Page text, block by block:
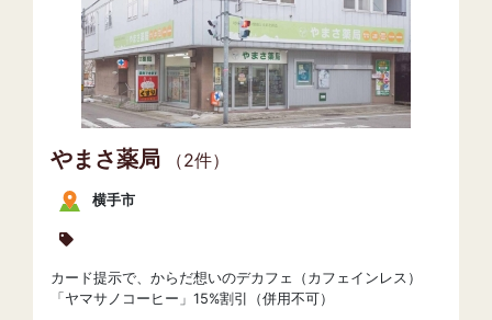
やまさ薬局 （2件）
横手市
カード提示で、からだ想いのデカフェ（カフェインレス）
「ヤマサノコーヒー」15%割引（併用不可）